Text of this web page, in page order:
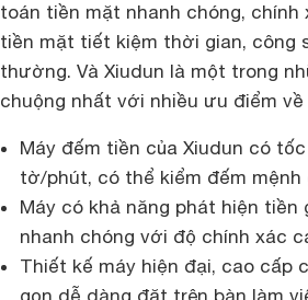
toán tiền mặt nhanh chóng,
tiền mặt tiết kiệm thời gian, công
thường. Và Xiudun là một trong
chuộng nhất với nhiều ưu điểm
Máy đếm tiền của Xiudun có
tờ/phút, có thể kiểm đếm mệnh
Máy có khả năng phát hiện
nhanh chóng với độ chính xác
Thiết kế máy hiện đại, cao cấp
gọn dễ dàng đặt trên bàn làm